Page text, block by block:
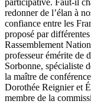
participative. Faut-il
redonner de l’élan à
confiance entre les
proposé par
Rassemblement
professeur émérite de
Sorbonne, spécialiste
la maître de
Dorothée Reignier et
membre de la